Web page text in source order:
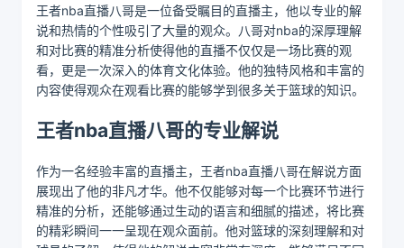
王者nba直播八哥是一位备受瞩目的直播主，他以专业的解
说和热情的个性吸引了大量的观众。八哥对nba的深厚理解
和对比赛的精准分析使得他的直播不仅仅是一场比赛的观
看，更是一次深入的体育文化体验。他的独特风格和丰富的
内容使得观众在观看比赛的能够学到很多关于篮球的知识。
王者nba直播八哥的专业解说
作为一名经验丰富的直播主，王者nba直播八哥在解说方面
展现出了他的非凡才华。他不仅能够对每一个比赛环节进行
精准的分析，还能够通过生动的语言和细腻的描述，将比赛
的精彩瞬间一一呈现在观众面前。他对篮球的深刻理解和对